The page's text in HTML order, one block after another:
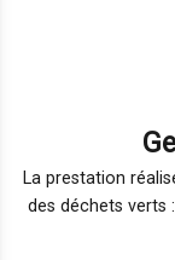
La prestation
des déchets verts